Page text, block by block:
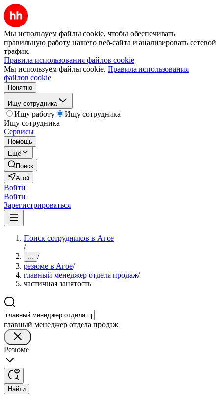
Мы используем файлы cookie, чтобы обеспечивать
правильную работу нашего веб-сайта и анализировать сетевой
трафик.
Правила использования файлов cookie
Мы используем файлы cookie. Правила использования
файлов cookie
Понятно
Ищу сотрудника
Ищу работу
Ищу сотрудника
Ищу сотрудника
Сервисы
Помощь
Ещё
Поиск
Агой
Войти
Войти
Зарегистрироваться
Поиск сотрудников в Агое
/
... /
резюме в Агое/
главный менеджер отдела продаж/
частичная занятость
главный менеджер отдела продаж
Резюме
Найти